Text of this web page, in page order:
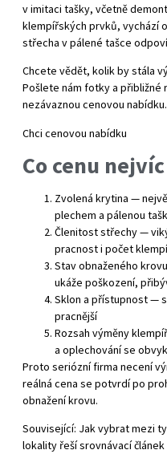
v imitaci tašky, včetně
klempířských prvků, vychází
střecha v pálené tašce
Chcete vědět, kolik by stála
Pošlete nám fotky a přibližné
nezávaznou cenovou nabídku.
Chci cenovou nabídku
Co cenu
Zvolená krytina —
plechem a pálenou
Členitost střechy —
pracnost i počet
Stav obnaženého
ukáže poškození,
Sklon a přístupnost —
pracnější
Rozsah výměny
a oplechování se
Proto seriózní firma necení
reálná cena se potvrdí po
obnažení krovu.
Související: Jak vybrat mezi
lokality řeší srovnávací článek